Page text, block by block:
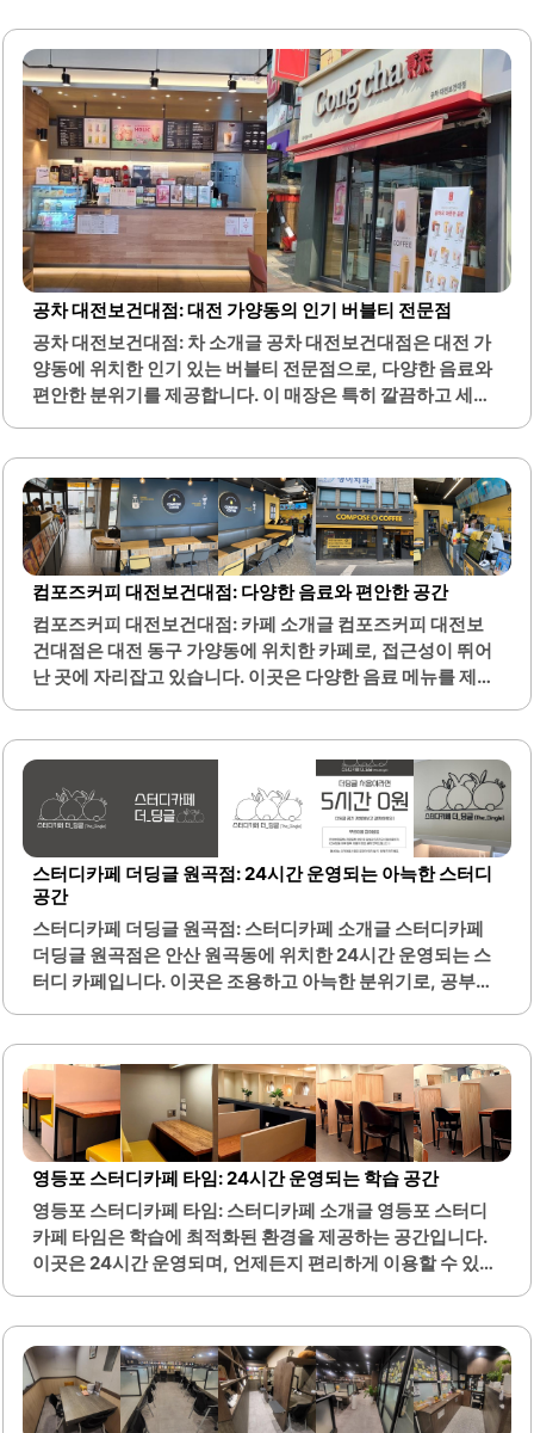
는 육회, 제육볶음, 오징어튀김 등으로 구성되어 있으며, 모
든 음식이 높은 퀄리티를 자랑합니다. 가성비 또한 뛰어나 많
은 손님들이 만족하며 방문하고 있습니다. 이곳은 학교 근처
에 위치해 있어 학생들과 커플들이 자주 찾는 장소입니다.친
절한 직원들이 상주하고 있어 서비스 또한 매우 우수합니다.
분위기는 편안하고 대화하기 좋은 환경으로, 친구나 연인과
함께하는 데 적합합니다. 늦은 시간까지 영업하여 언제든지
방문할 수 있는 점도 큰 장점입니다.또한, 야구 경기를 시청할
수 있는 시설이 마련되어..
공차 대전보건대점: 대전 가양동의 인기 버블티 전문점
공차 대전보건대점: 차 소개글 공차 대전보건대점은 대전 가
양동에 위치한 인기 있는 버블티 전문점으로, 다양한 음료와
편안한 분위기를 제공합니다. 이 매장은 특히 깔끔하고 세련
합합니다.또한, 공차 대전보건대점은 다양한 메뉴를 갖추고
있어 고객들이 선택할 수 있는 폭이 넓습니다. 특히, 신제품과
인기 메뉴들이 조화를 이루어 많은 사랑을 받고 있습니다. 이
곳은 대전보건대와 가까워 학생들에게도 매우 편리한 위치에
있습니다.매장 직원들은 친절하고 고객의 요구에 귀 기울이
며, 음료에 대한 설명도 잘 해주어 처음 방문하는 고객들도 쉽
게 적응할 수 있습니다. 또한, 아메리카노와 같은 특별 행사도
진행하여 다양한 음료를 저렴하게 즐길 수 있는 기회를 제공
합니다. 공차..
컴포즈커피 대전보건대점: 다양한 음료와 편안한 공간
컴포즈커피 대전보건대점: 카페 소개글 컴포즈커피 대전보
건대점은 대전 동구 가양동에 위치한 카페로, 접근성이 뛰어
난 곳에 자리잡고 있습니다. 이곳은 다양한 음료 메뉴를 제공
경에서 음료를 즐길 수 있습니다.고객을 위한 편의시설도 잘
갖추어져 있어, 다양한 연령층이 이용하기에 적합합니다. 친
절한 직원들이 고객의 편의를 위해 최선을 다하고 있으며, 신
메뉴도 지속적으로 출시되어 고객의 기대를 충족시키고 있습
니다. 컴포즈커피 대전보건대점은 특히 바쁜 시간대에도 고
객을 소중히 여기는 서비스를 제공하여, 방문객들에게 긍정
적인 경험을 선사합니다.또한, 카페 주변에는 다양한 편의시
설이 있어 방문 후 다른 활동으로 이어지기에도 좋은 위치에
있습니다. 이곳은 친구, 가족과 함께 편안한 시간을 보내기에
적합한..
스터디카페 더딩글 원곡점: 24시간 운영되는 아늑한 스터디
공간
스터디카페 더딩글 원곡점: 스터디카페 소개글 스터디카페
더딩글 원곡점은 안산 원곡동에 위치한 24시간 운영되는 스
터디 카페입니다. 이곳은 조용하고 아늑한 분위기로, 공부나
쾌적한 이용이 가능합니다.각 자리마다 콘센트가 마련되어
있어 전자기기를 자유롭게 사용할 수 있으며, 무선 키보드와
마우스도 제공되어 편리합니다. 또한, 다양한 음료를 제공하
여 공부 중간에 잠시 휴식을 취할 수 있는 공간도 마련되어 있
습니다. 책상 간 간격이 넉넉하여 다른 사람의 방해를 최소화
하며, 조명이 눈에 부담을 주지 않아 장시간 공부에도 적합합
니다.개인 사물함과 프린트 서비스, 스터디룸 등 다양한 부가
시설이 갖추어져 있어 더욱 편리하게 이용할 수 있습니다. 스
태프들은 친절하게 응대하며, 요청..
영등포 스터디카페 타임: 24시간 운영되는 학습 공간
영등포 스터디카페 타임: 스터디카페 소개글 영등포 스터디
카페 타임은 학습에 최적화된 환경을 제공하는 공간입니다.
이곳은 24시간 운영되며, 언제든지 편리하게 이용할 수 있습
는 자리를 선택할 수 있습니다. 또한, 무선 마우스와 키보드,
충전기 등 다양한 학습 도구가 구비되어 있어 편리하게 사용
할 수 있습니다. 화장실은 항상 청결하게 관리되고 있으며, 공
기질도 좋습니다.스터디카페 내부는 조용한 분위기로 집중